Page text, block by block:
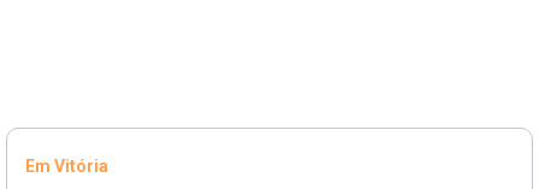
Em Vitória